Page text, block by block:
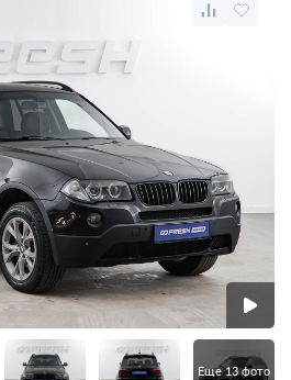
Еще 13 фото